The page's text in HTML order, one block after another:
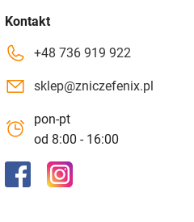
Kontakt
+48 736 919 922
sklep@zniczefenix.pl
pon-pt
od 8:00 - 16:00